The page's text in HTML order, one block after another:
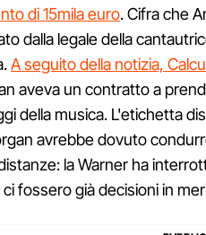
di 15mila euro. Cifra che
dalla legale della
A seguito della notizia,
aveva un contratto a
della musica. L'etichetta
avrebbe dovuto
la Warner ha
fossero già decisioni in